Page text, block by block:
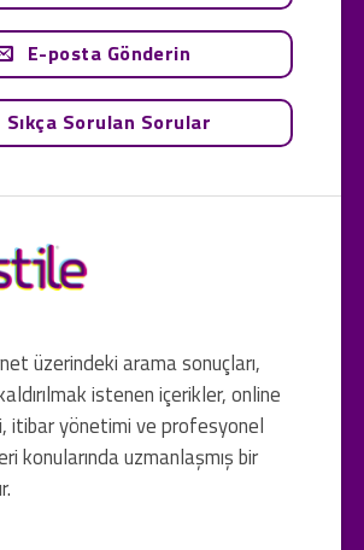
üzerindeki arama sonuçları,
istenen içerikler, online
itibar yönetimi ve profesyonel
konularında uzmanlaşmış bir
E-posta Gönderin
Sıkça Sorulan Sorular